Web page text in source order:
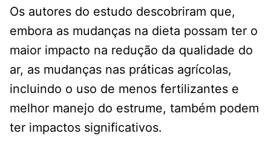
Os autores do estudo descobriram que,
embora as mudanças na dieta possam ter o
maior impacto na redução da qualidade do
ar, as mudanças nas práticas agrícolas,
incluindo o uso de menos fertilizantes e
melhor manejo do estrume, também podem
ter impactos significativos.